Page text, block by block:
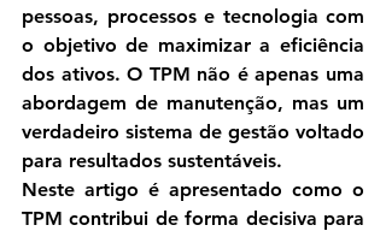
pessoas, processos e tecnologia com
o objetivo de maximizar a eficiência
dos ativos. O TPM não é apenas uma
abordagem de manutenção, mas um
verdadeiro sistema de gestão voltado
para resultados sustentáveis.
Neste artigo é apresentado como o
TPM contribui de forma decisiva para